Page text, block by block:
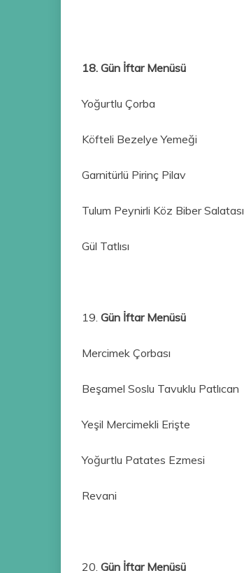
18. Gün İftar Menüsü
Yoğurtlu Çorba
Köfteli Bezelye Yemeği
Garnitürlü Pirinç Pilav
Tulum Peynirli Köz Biber Salatası
Gül Tatlısı
19. Gün İftar Menüsü
Mercimek Çorbası
Beşamel Soslu Tavuklu Patlıcan
Yeşil Mercimekli Erişte
Yoğurtlu Patates Ezmesi
Revani
20. Gün İftar Menüsü